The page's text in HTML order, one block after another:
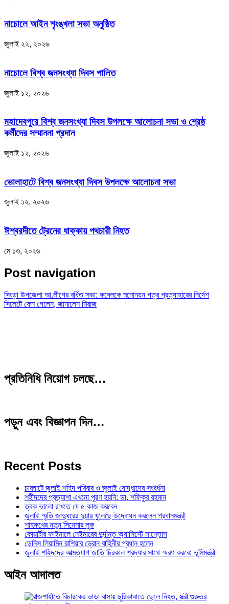
নাচোলে আইন শৃংঙ্খলা সভা অনুষ্ঠিত
জুলাই ২২, ২০২৬
নাচোলে বিশ্ব জনসংখ্যা দিবস পালিত
জুলাই ১২, ২০২৬
মহাদেবপুরে বিশ্ব জনসংখ্যা দিবস উপলক্ষে আলোচনা সভা ও শ্রেষ্ঠ
কর্মীদের সম্মাননা প্রদান
জুলাই ১২, ২০২৬
ভোলাহাটে বিশ্ব জনসংখ্যা দিবস উপলক্ষে আলোচনা সভা
জুলাই ১২, ২০২৬
ঈশ্বরদীতে ট্রেনের ধাক্কায় পথচারী নিহত
মে ১৩, ২০২৬
Post navigation
সিংড়া উপজেলা আ.লীগের বর্ধিত সভা: রুবেলকে মনোনয়ন পত্র প্রত্যাহারের নির্দেশ
সিলেটে কেন গেলেন, জানালেন মিরাজ
প্রতিনিধি নিয়োগ চলছে…
পড়ুন এবং বিজ্ঞাপন দিন…
Recent Posts
চারঘাটে জুলাই শহিদ পরিবার ও জুলাই যোদ্ধাদের সংবর্ধনা
শহীদদের প্রত্যাশা এখনো পূরণ হয়নি: ডা. শফিকুর রহমান
ত্বক ভালো রাখতে যে ৫ কাজ করবেন
জুলাই স্মৃতি জাদুঘরের দুয়ার খুলেছে উদ্বোধন করলেন প্রধানমন্ত্রী
শাহরুখের নতুন সিনেমার লুক
কোয়ার্টার ফাইনালে নেইমারের দুর্দান্ত অ্যাসিস্টে সান্তোস
ডেনিস লিয়ামিন রাশিয়ার ড্রোন বাহিনীর প্রধান হলেন
জুলাই শহিদদের আত্মত্যাগ জাতি চিরকাল শ্রদ্ধার সাথে স্মরণ করবে: ভূমিমন্ত্রী
আইন আদালত